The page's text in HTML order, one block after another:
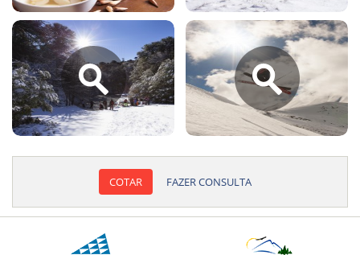
COTAR FAZER CONSULTA